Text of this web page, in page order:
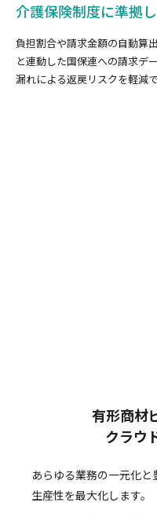
介護保険制度に準拠
負担割合や請求金額の自動算
と連動した国保連への請求デ
漏れによる返戻リスクを軽減で
有形商材
クラウ
あらゆる業務の一元化
生産性を最大化します。